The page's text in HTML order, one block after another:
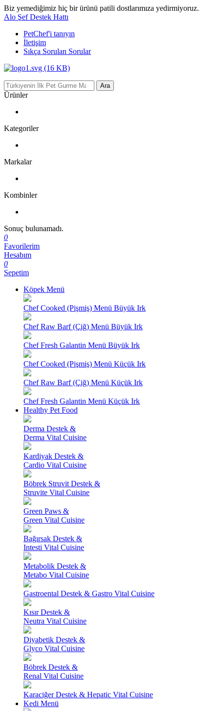
Biz yemediğimiz hiç bir ürünü patili dostlarımıza yedirmiyoruz.
Alo Şef Destek Hattı
PetChef'i tanıyın
İletişim
Sıkça Sorulan Sorular
Ara
Ürünler
Kategoriler
Markalar
Kombinler
Sonuç bulunamadı.
0
Favorilerim
Hesabım
0
Sepetim
Köpek Menü
Chef Cooked (Pişmiş) Menü Büyük Irk
Chef Raw Barf (Çiğ) Menü Büyük Irk
Chef Fresh Galantin Menü Büyük Irk
Chef Cooked (Pişmiş) Menü Küçük Irk
Chef Raw Barf (Çiğ) Menü Küçük Irk
Chef Fresh Galantin Menü Küçük Irk
Healthy Pet Food
Derma Destek &
Derma Vital Cuisine
Kardiyak Destek &
Cardio Vital Cuisine
Böbrek Struvit Destek &
Struvite Vital Cuisine
Green Paws &
Green Vital Cuisine
Bağırsak Destek &
Intesti Vital Cuisine
Metabolik Destek &
Metabo Vital Cuisine
Gastroental Destek & Gastro Vital Cuisine
Kısır Destek &
Neutra Vital Cuisine
Diyabetik Destek &
Glyco Vital Cuisine
Böbrek Destek &
Renal Vital Cuisine
Karaciğer Destek & Hepatic Vital Cuisine
Kedi Menü